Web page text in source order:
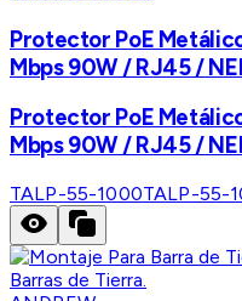
Protector PoE
Mbps 90W / RJ45 /
Protector PoE
Mbps 90W / RJ45 /
TALP-55-1000TALP-55-